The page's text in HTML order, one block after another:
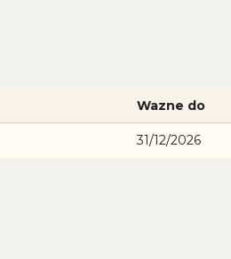
Wazne do
31/12/2026